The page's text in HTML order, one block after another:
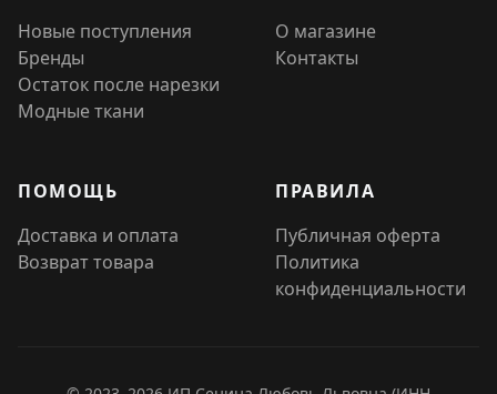
Новые поступления
Бренды
Остаток после нарезки
Модные ткани
О магазине
Контакты
ПОМОЩЬ
Доставка и оплата
Возврат товара
ПРАВИЛА
Публичная оферта
Политика
конфиденциальности